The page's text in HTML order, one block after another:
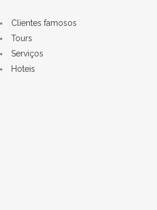
Clientes famosos
Tours
Serviços
Hoteis